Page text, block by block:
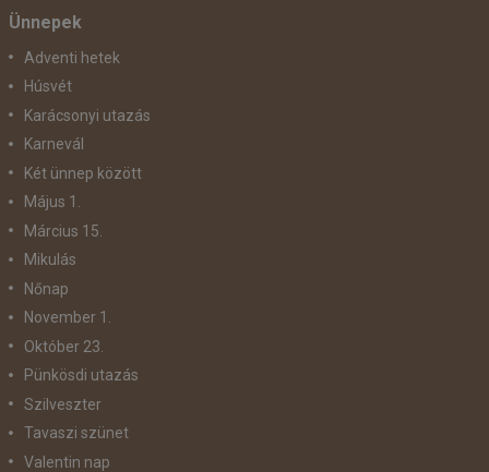
Ünnepek
Adventi hetek
Húsvét
Karácsonyi utazás
Karnevál
Két ünnep között
Május 1.
Március 15.
Mikulás
Nőnap
November 1.
Október 23.
Pünkösdi utazás
Szilveszter
Tavaszi szünet
Valentin nap